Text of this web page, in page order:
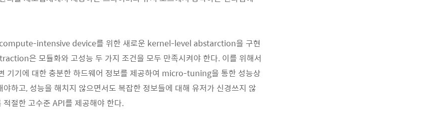
intensive device를 위한 새로운 kernel-level abstarction을 구현
은 모듈화와 고성능 두 가지 조건을 모두 만족시켜야 한다. 이를 위해서
기기에 대한 충분한 하드웨어 정보를 제공하여 micro-tuning을 통한 성능상
하고, 성능을 해치지 않으면서도 복잡한 정보들에 대해 유저가 신경쓰지 않
절한 고수준 API를 제공해야 한다.